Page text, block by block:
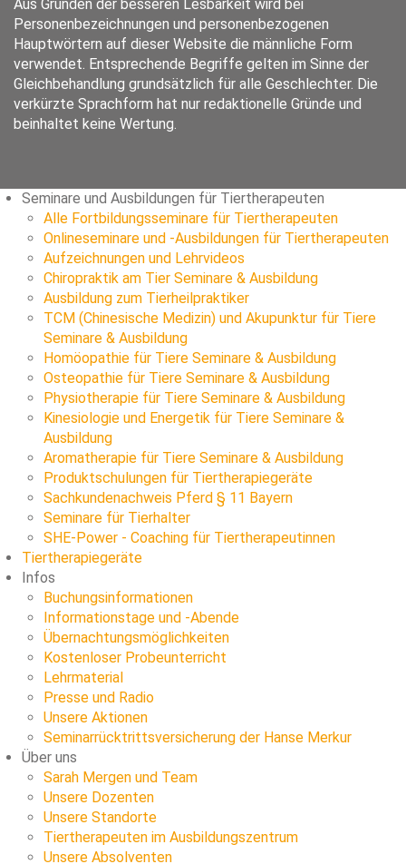
Aus Gründen der besseren Lesbarkeit wird bei
Personenbezeichnungen und personenbezogenen
Hauptwörtern auf dieser Website die männliche Form
verwendet. Entsprechende Begriffe gelten im Sinne der
Gleichbehandlung grundsätzlich für alle Geschlechter. Die
verkürzte Sprachform hat nur redaktionelle Gründe und
beinhaltet keine Wertung.
Seminare und Ausbildungen für Tiertherapeuten
Alle Fortbildungsseminare für Tiertherapeuten
Onlineseminare und -Ausbildungen für Tiertherapeuten
Aufzeichnungen und Lehrvideos
Chiropraktik am Tier Seminare & Ausbildung
Ausbildung zum Tierheilpraktiker
TCM (Chinesische Medizin) und Akupunktur für Tiere
Seminare & Ausbildung
Homöopathie für Tiere Seminare & Ausbildung
Osteopathie für Tiere Seminare & Ausbildung
Physiotherapie für Tiere Seminare & Ausbildung
Kinesiologie und Energetik für Tiere Seminare &
Ausbildung
Aromatherapie für Tiere Seminare & Ausbildung
Produktschulungen für Tiertherapiegeräte
Sachkundenachweis Pferd § 11 Bayern
Seminare für Tierhalter
SHE-Power - Coaching für Tiertherapeutinnen
Tiertherapiegeräte
Infos
Buchungsinformationen
Informationstage und -Abende
Übernachtungsmöglichkeiten
Kostenloser Probeunterricht
Lehrmaterial
Presse und Radio
Unsere Aktionen
Seminarrücktrittsversicherung der Hanse Merkur
Über uns
Sarah Mergen und Team
Unsere Dozenten
Unsere Standorte
Tiertherapeuten im Ausbildungszentrum
Unsere Absolventen